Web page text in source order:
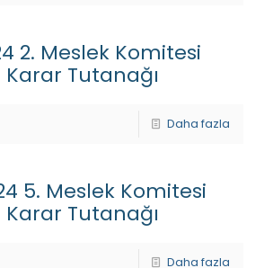
2. Meslek Komitesi
Karar Tutanağı
Daha fazla
5. Meslek Komitesi
Karar Tutanağı
Daha fazla